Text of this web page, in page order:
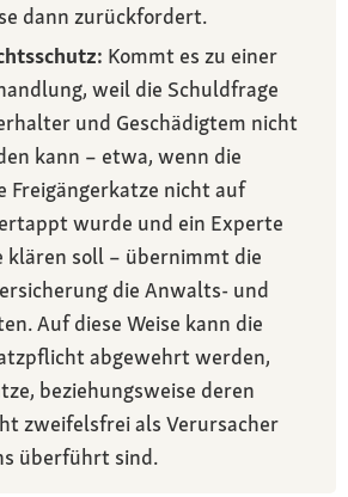
dann zurückfordert.
Kommt es zu einer
weil die Schuldfrage
und Geschädigtem nicht
kann – etwa, wenn die
Freigängerkatze nicht auf
wurde und ein Experte
klären soll – übernimmt die
die Anwalts- und
Auf diese Weise kann die
abgewehrt werden,
beziehungsweise deren
zweifelsfrei als Verursacher
überführt sind.